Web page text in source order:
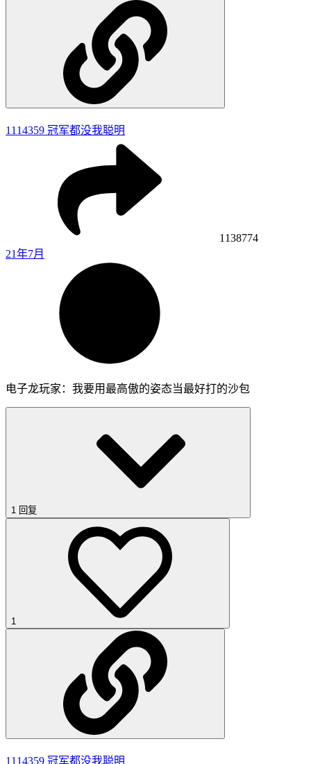
1114359 冠军都没我聪明
1138774
21年7月
电子龙玩家：我要用最高傲的姿态当最好打的沙包
1 回复
1
1114359 冠军都没我聪明